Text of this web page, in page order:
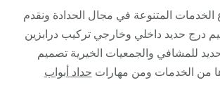
الخدمات المتنوعة في مجال الحدادة ونقدم
درج حديد داخلي وخارجي تركيب درابزين
للمشافي والجمعيات الخيرية تصميم
من الخدمات ومن مهارات حداد أبواب